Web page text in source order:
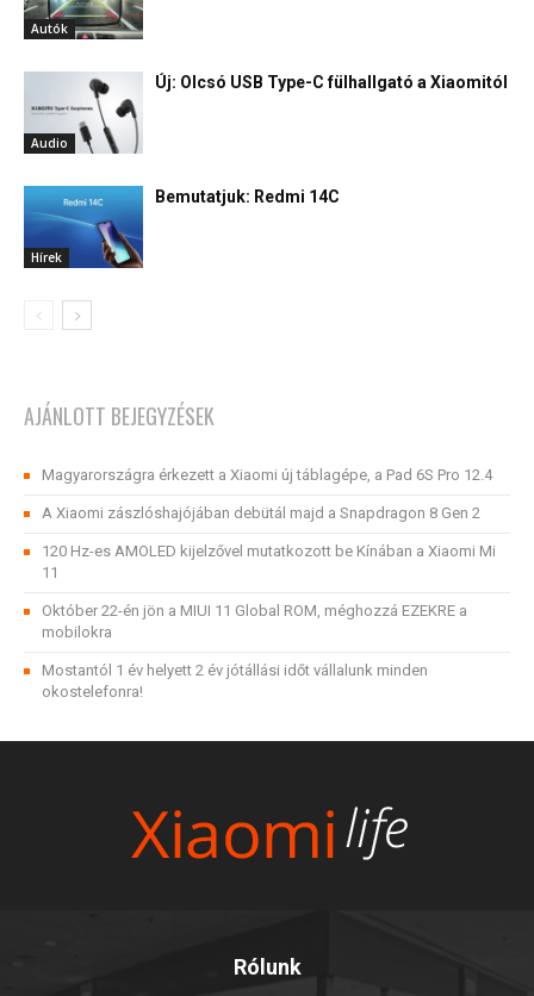
Autók
Audio
Új: Olcsó USB Type-C fülhallgató a Xiaomitól
Hírek
Bemutatjuk: Redmi 14C
AJÁNLOTT BEJEGYZÉSEK
Magyarországra érkezett a Xiaomi új táblagépe, a Pad 6S Pro 12.4
A Xiaomi zászlóshajójában debütál majd a Snapdragon 8 Gen 2
120 Hz-es AMOLED kijelzővel mutatkozott be Kínában a Xiaomi Mi
11
Október 22-én jön a MIUI 11 Global ROM, méghozzá EZEKRE a
mobilokra
Mostantól 1 év helyett 2 év jótállási időt vállalunk minden
okostelefonra!
Rólunk